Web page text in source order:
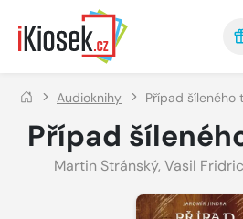
Přejít na hlavní obsah
Audioknihy Případ šíleného
Případ
Martin Stránský, Vasil